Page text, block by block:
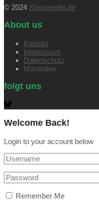
© 2024 Xboxmedia.de
About us
Kontakt
Impressum
Datenschutz
Mastodon
folgt uns
Welcome Back!
Login to your account below
Remember Me